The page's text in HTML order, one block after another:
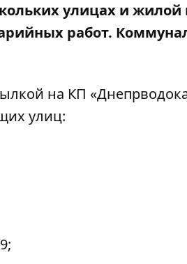
улицах и
работ.
на КП «
улиц: